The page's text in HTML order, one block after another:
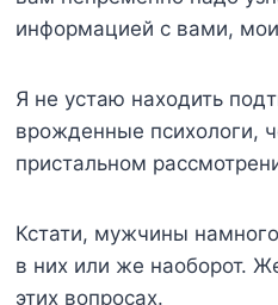
информацией с вами,
Я не устаю находить
врожденные психологи,
пристальном
Кстати, мужчины
в них или же наоборот.
этих вопросах.